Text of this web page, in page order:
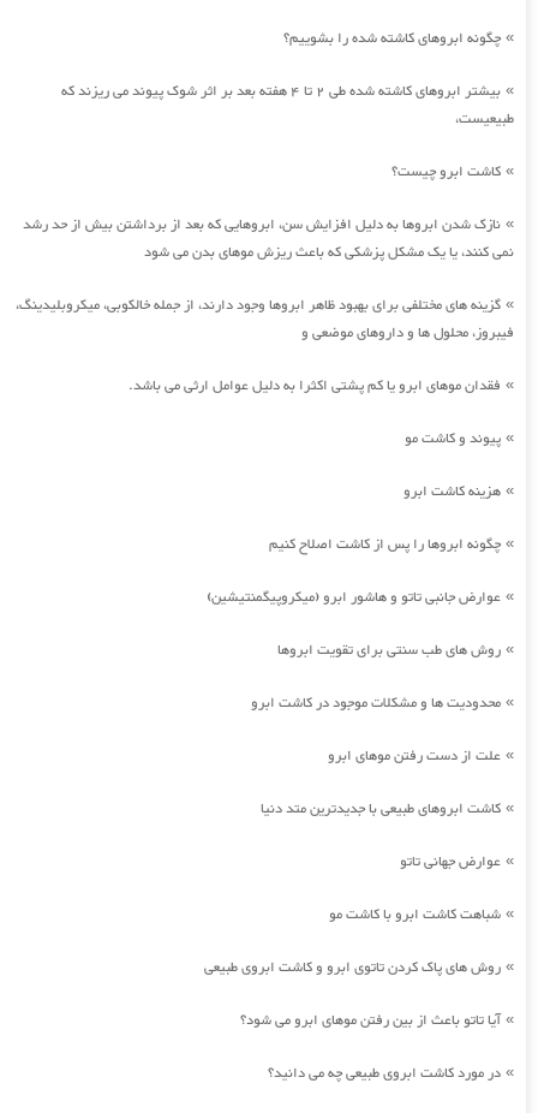
» چگونه ابروهای کاشته شده را بشوییم؟
»
بیشتر ابروهای کاشته شده طی 2 تا 4 هفته بعد بر اثر شوک پیوند می ریزند که
طبیعیست،
» کاشت ابرو چیست؟
» نازک شدن ابروها به دلیل افزایش سن، ابروهایی که بعد از برداشتن بیش از حد رشد
نمی کنند، یا یک مشکل پزشکی که باعث ریزش موهای بدن می شود
» گزینه های مختلفی برای بهبود ظاهر ابروها وجود دارند، از جمله خالکوبی، میکروبلیدینگ،
فیبروز، محلول ها و داروهای موضعی و
» فقدان موهای ابرو یا کم پشتی اکثرا به دلیل عوامل ارثی می باشد.
» پیوند و کاشت مو
» هزینه کاشت ابرو
» چگونه ابروها را پس از کاشت اصلاح کنیم
» عوارض جانبی تاتو و هاشور ابرو (میکروپیگمنتیشین)
» روش های طب سنتی برای تقویت ابروها
» محدودیت ها و مشکلات موجود در کاشت ابرو
» علت از دست رفتن موهای ابرو
» کاشت ابروهای طبیعی با جدیدترین متد دنیا
» عوارض جهانی تاتو
» شباهت کاشت ابرو با کاشت مو
» روش های پاک کردن تاتوی ابرو و کاشت ابروی طبیعی
»آیا تاتو باعث از بین رفتن موهای ابرو می شود؟
» در مورد کاشت ابروی طبیعی چه می دانید؟